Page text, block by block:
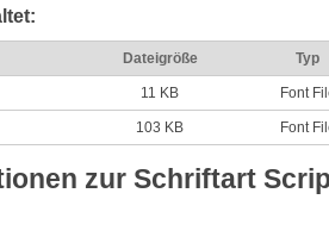
Dateigröße Typ
11 KB Font
103 KB Font
zur Schriftart